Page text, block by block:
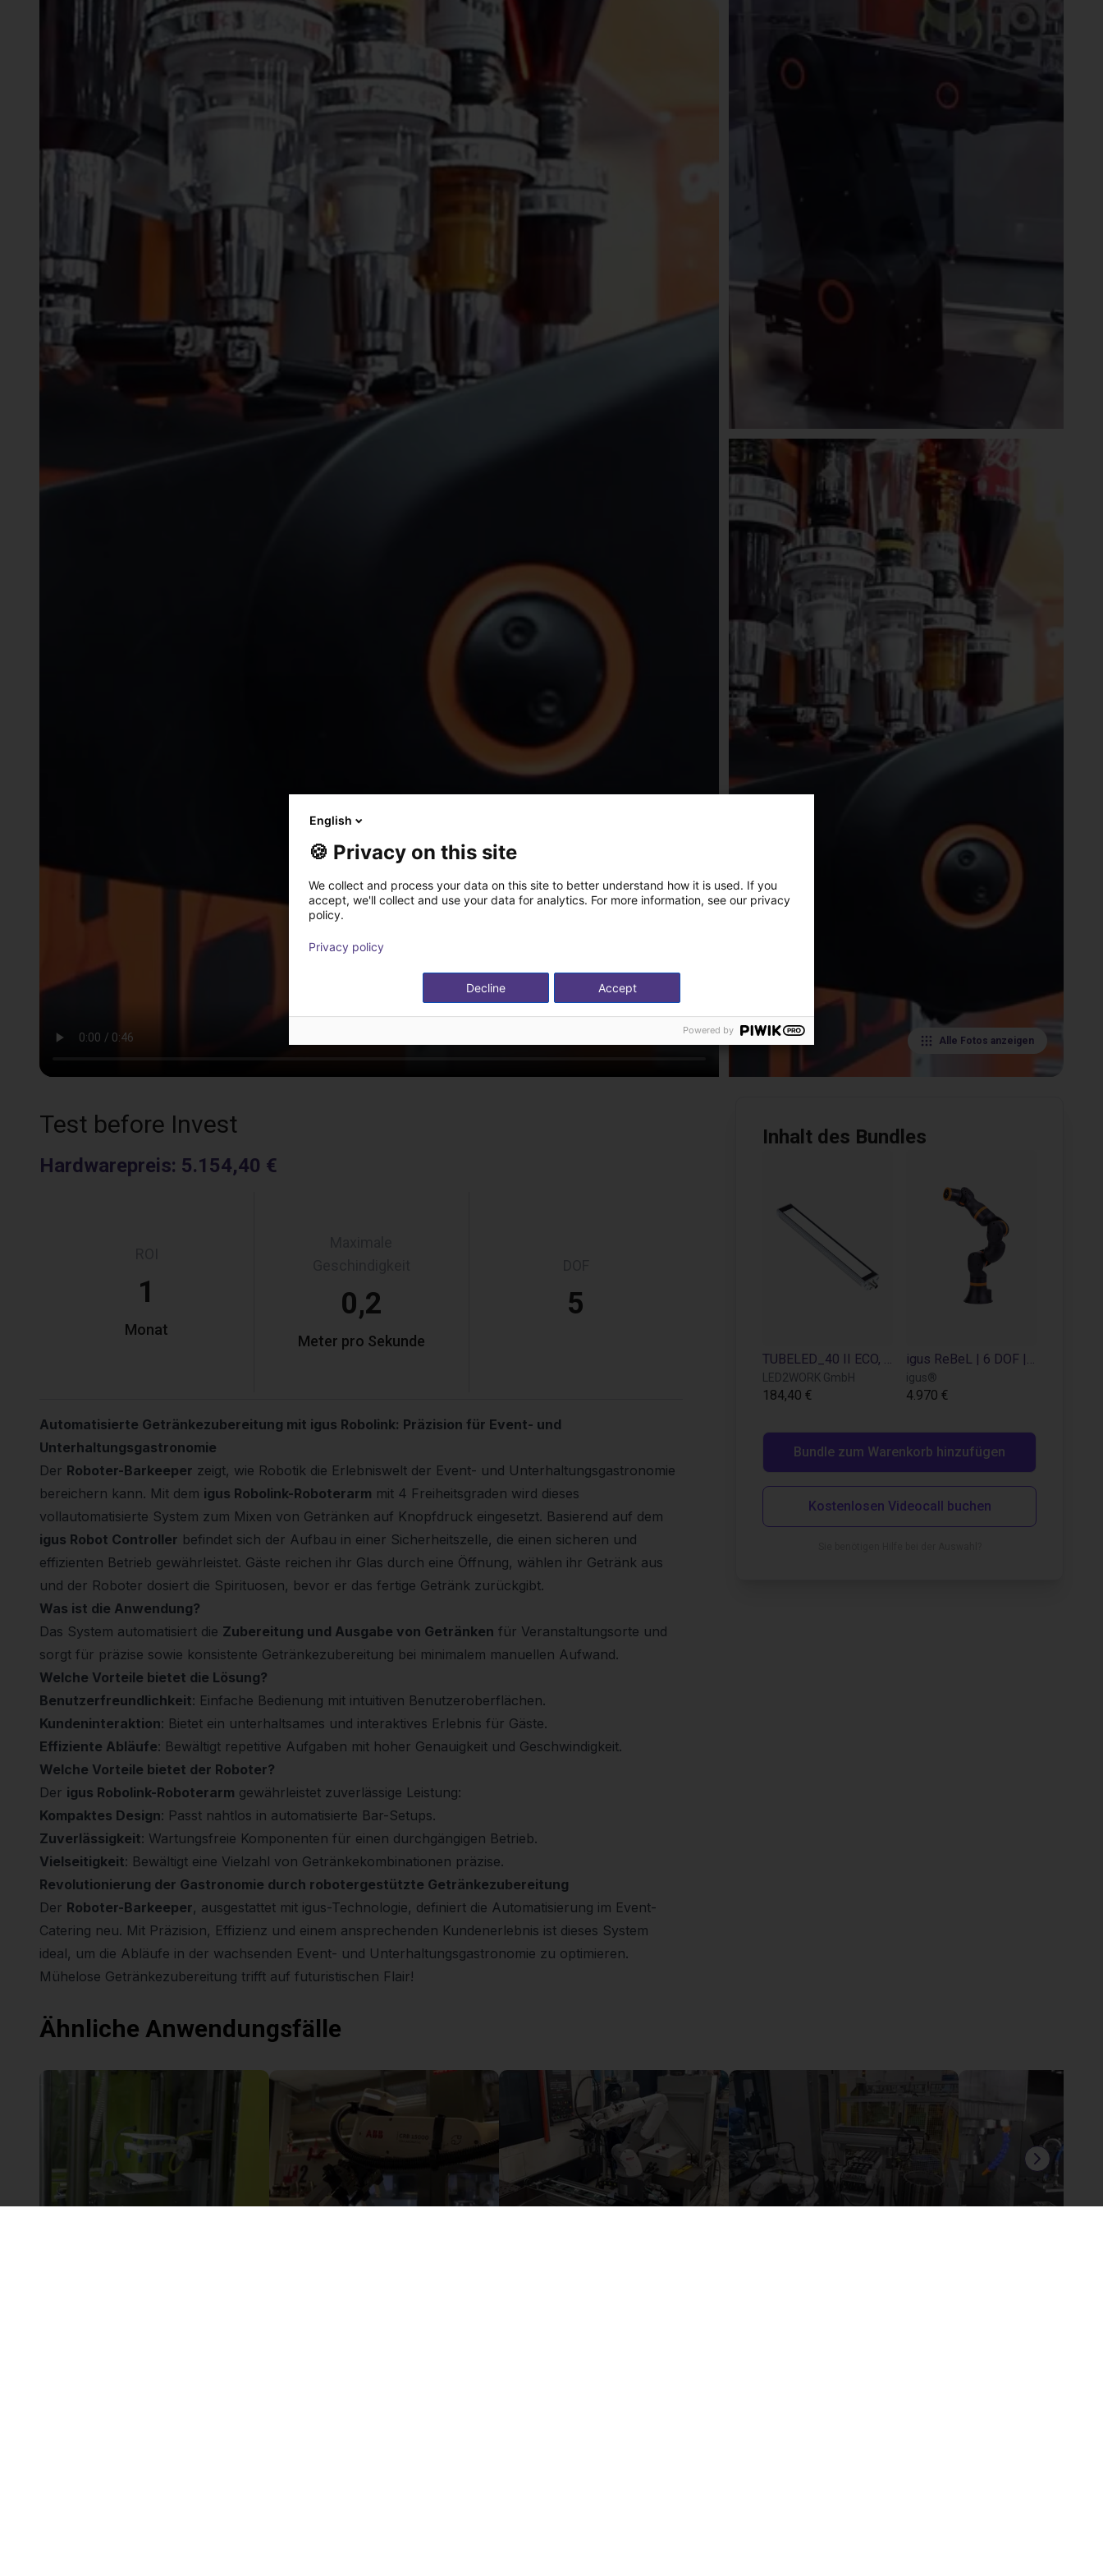
Alle Fotos anzeigen
Test before Invest
Hardwarepreis: 5.154,40 €
1
Monat
0,2
Meter pro Sekunde
5
Automatisierte Getränkezubereitung mit igus Robolink: Präzision für Event- und
Unterhaltungsgastronomie
Der Roboter-Barkeeper zeigt, wie Robotik die Erlebniswelt der Event- und Unterhaltungsgastronomie
bereichern kann. Mit dem igus Robolink-Roboterarm mit 4 Freiheitsgraden wird dieses
vollautomatisierte System zum Mixen von Getränken auf Knopfdruck eingesetzt. Basierend auf dem
igus Robot Controller befindet sich der Aufbau in einer Sicherheitszelle, die einen sicheren und
effizienten Betrieb gewährleistet. Gäste reichen ihr Glas durch eine Öffnung, wählen ihr Getränk aus
und der Roboter dosiert die Spirituosen, bevor er das fertige Getränk zurückgibt.
Was ist die Anwendung?
Das System automatisiert die Zubereitung und Ausgabe von Getränken für Veranstaltungsorte und
sorgt für präzise sowie konsistente Getränkezubereitung bei minimalem manuellen Aufwand.
Welche Vorteile bietet die Lösung?
Benutzerfreundlichkeit: Einfache Bedienung mit intuitiven Benutzeroberflächen.
Kundeninteraktion: Bietet ein unterhaltsames und interaktives Erlebnis für Gäste.
Effiziente Abläufe: Bewältigt repetitive Aufgaben mit hoher Genauigkeit und Geschwindigkeit.
Welche Vorteile bietet der Roboter?
Der igus Robolink-Roboterarm gewährleistet zuverlässige Leistung:
Kompaktes Design: Passt nahtlos in automatisierte Bar-Setups.
Zuverlässigkeit: Wartungsfreie Komponenten für einen durchgängigen Betrieb.
Vielseitigkeit: Bewältigt eine Vielzahl von Getränkekombinationen präzise.
Revolutionierung der Gastronomie durch robotergestützte Getränkezubereitung
Der Roboter-Barkeeper, ausgestattet mit igus-Technologie, definiert die Automatisierung im Event-
Catering neu. Mit Präzision, Effizienz und einem ansprechenden Kundenerlebnis ist dieses System
ideal, um die Abläufe in der wachsenden Event- und Unterhaltungsgastronomie zu optimieren.
Mühelose Getränkezubereitung trifft auf futuristischen Flair!
Inhalt des Bundles
TUBELED_40 II ECO, Länge 280 mm, 24V DC
LED2WORK GmbH
184,40 €
igus ReBeL | 6 DOF | 660 mm | 2 kg
igus®
4.970 €
Bundle zum Warenkorb hinzufügen
Kostenlosen Videocall buchen
Ähnliche Anwendungsfälle
English
🍪 Privacy on this site
We collect and process your data on this site to better understand how it is used. If you
accept, we'll collect and use your data for analytics. For more information, see our privacy
policy.
Privacy policy
Accept
Decline
Powered by